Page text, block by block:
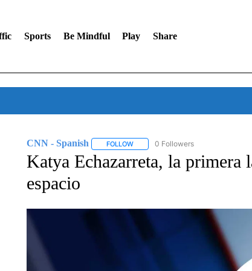
Sports Be Mindful Play Share
CNN - Spanish FOLLOWFOLLOW "CNN - SPANISH" TO
0 Followers
Katya Echazarreta, la primera
espacio